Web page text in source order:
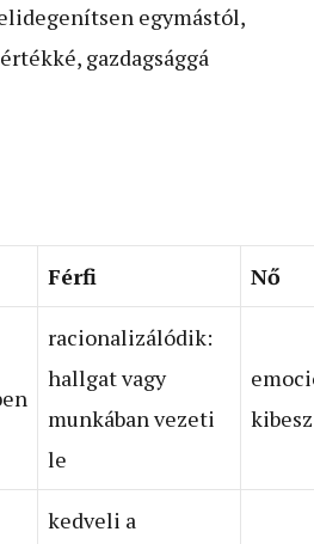
egymástól,
gazdagsággá
Férfi Nő
racionalizálódik:
hallgat vagy
munkában vezeti
le
kedveli a